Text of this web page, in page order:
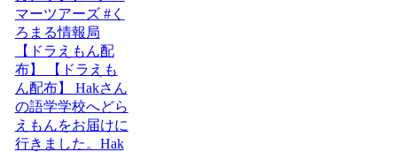
【ドラえもん配
布】 【ドラえも
ん配布】 Hakさん
の語学学校へどら
えもんをお届けに
行きました。Hak